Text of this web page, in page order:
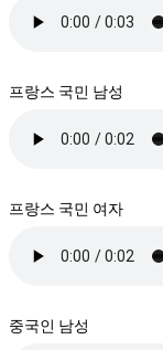
프랑스 국민 남성
프랑스 국민 여자
중국인 남성